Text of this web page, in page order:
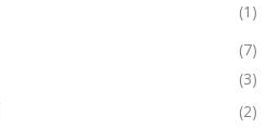
(1)
(7)
(3)
(2)